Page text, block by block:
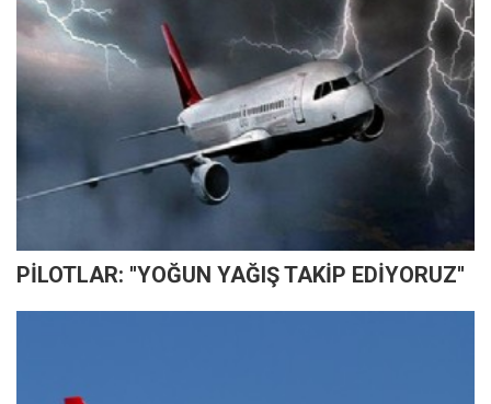
PİLOTLAR: ''YOĞUN YAĞIŞ TAKİP EDİYORUZ''